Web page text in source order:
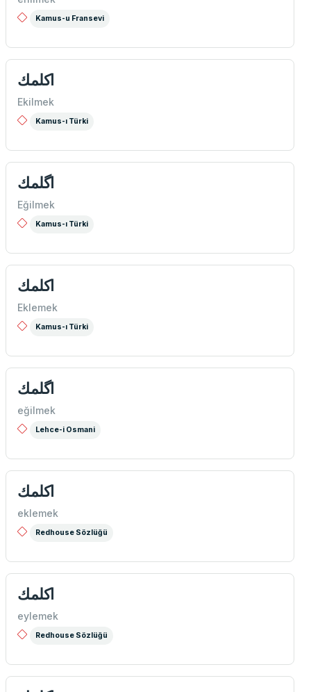
Kamus-u Fransevi
اكلمك
Ekilmek
Kamus-ı Türki
اگلمك
Eğilmek
Kamus-ı Türki
اكلمك
Eklemek
Kamus-ı Türki
اگلمك
eğilmek
Lehce-i Osmani
اكلمك
eklemek
Redhouse Sözlüğü
اكلمك
eylemek
Redhouse Sözlüğü